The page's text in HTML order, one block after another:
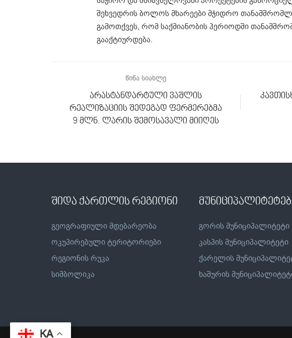
შეხვედრის ბოლოს მხარეები მჭიდრო
გამოთქვეს, რომ საქმიანობის პერიოდში
გააქტიურდება.
ᲬᲘᲜᲐ ᲡᲘᲐᲮᲚᲔ
არასტანდარტული ვაშლის
რეალიზაციის შედეგად ფერმერებმა
9 მლნ. ლარის შემოსავალი მიიღეს
შიდა ქართლის რეგიონი
გეოგრაფიული მდებარეობა
ოკუპირებული ტერიტორიები
რეგიონის რუკა
სიმბოლიკა
გორის მუნიციპალიტეტი
კასპის მუნიციპალიტეტი
ქარელის
ხაშურის
KA